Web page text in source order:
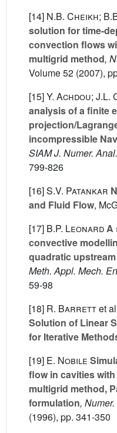
[14] N.B. Cheikh;
solution for time-
convection flows
multigrid method,
Volume 52 (2007),
[15]Y. Achdou; J.L.
analysis of a finite
projection/
incompressible
SIAM J. Numer. Anal.
799-826
[16]S.V. Patankar
and Fluid Flow,
[17] B.P. LeonardA
convective
quadratic
Meth. Appl. Mech.
59-98
[18] R. Barrettet
Solution of Linear
for Iterative
[19] E. Nobile
flow in cavities
multigrid method,
formulation,
(1996), pp. 341-350